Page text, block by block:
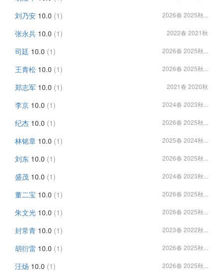
刘乃安 10.0 (1) 2026春 2025秋...
张永兵 10.0 (1) 2022春 2021秋
司廷 10.0 (1) 2026春 2025秋...
王青松 10.0 (1) 2026春 2025秋...
郑志军 10.0 (1) 2021春 2020秋
李京 10.0 (1) 2024春 2023秋...
纪杰 10.0 (1) 2026春 2025秋...
林铭章 10.0 (1) 2025春 2024秋...
刘东 10.0 (1) 2026春 2025秋...
盛茂 10.0 (1) 2024春 2023秋...
董二宝 10.0 (1) 2026春 2025秋...
朱文光 10.0 (1) 2026春 2025秋...
封常青 10.0 (1) 2023春 2022秋...
胡衍雷 10.0 (1) 2026春 2025秋...
汪炀 10.0 (1) 2026春 2025秋...